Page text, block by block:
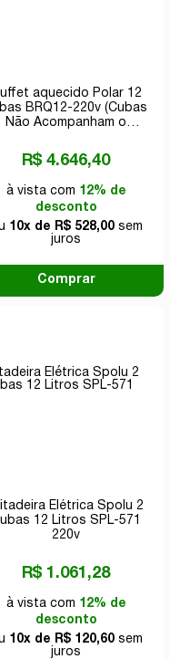
aquecido Polar 12
BRQ12-220v (Cubas
Não Acompanham o
R$ 4.646,40
à vista com 12% de
desconto
10x de R$ 528,00sem
juros
Comprar
Elétrica Spolu 2
12 Litros SPL-571
220v
R$ 1.061,28
à vista com 12% de
desconto
10x de R$ 120,60sem
juros